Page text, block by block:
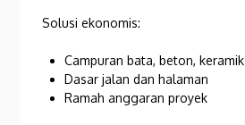
Solusi ekonomis:
Campuran bata, beton, keramik
Dasar jalan dan halaman
Ramah anggaran proyek